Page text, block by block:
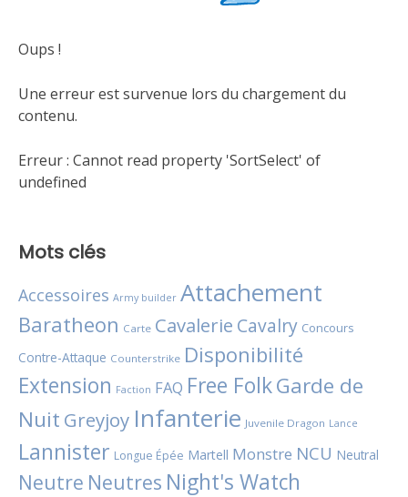
Oups !
Une erreur est survenue lors du chargement du
contenu.
Erreur : Cannot read property 'SortSelect' of
undefined
Mots clés
Accessoires Army builder Attachement
Baratheon Carte Cavalerie Cavalry Concours
Contre-Attaque Counterstrike Disponibilité
Extension Faction FAQ Free FolkGarde de
Nuit Greyjoy Infanterie Juvenile Dragon Lance
Lannister Longue Épée Martell Monstre NCU Neutral
Neutre Neutres Night's Watch